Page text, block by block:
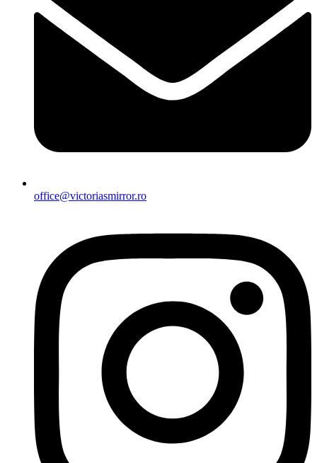
office@victoriasmirror.ro